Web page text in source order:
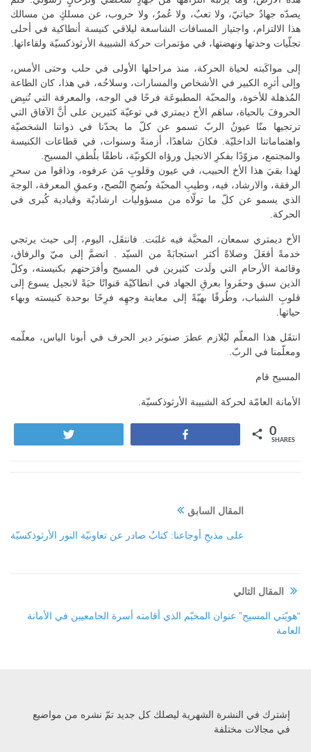
يصدّه جهادٌ حياتيّ، ولا تعبٌ، ولا عُمرٌ، ولا حروب، عن مسلكٍ من مسالك
هذا الالتزام، واجتياز المسافات الشاسعة ليلاقي كنيسة أنطاكية في أحلى
تجلّيات وحدتها ونهضتها، في مؤتمرات حركة الشبيبة الأرثوذكسيّة ولقاءاتها.
إلى مواكَبته لحياة الحركة، منذ مراحلها الأولى في حلب وحتى الأمس،
وإلى أثرِه الكبير في الأشخاص والمسارات، وسلاحُه، في هذا، كان الطاعة
المُذهلة للأخوة، والمحبّة المطبوعَة فرحًا في الوجه، والمعرفة التي تُنبِض
الحروفَ بالحياة، ساهَم الأخ ديمتري في توعيّة كثيرين على أنَّ الآفاق التي
ترتجيها منّا عيونُ الربّ تسمو عن كلّ ما يحدّنا في ذواتنا الشخصيّة
واهتماماتنا الداخليّة. فكانَ شاهدًا، أزمنةً وسنوات، في قطاعات الكنيسة
والمجتمع، مزوّدًا بفكرِ الانجيل ورؤاه الكونيّة، ناطقًا بلُطفِ المسيح.
لهذا بقيَ هذا الأخ الحبيب، في عيون وقلوبِ مَن عرفوه، وذاقوا من سحرِ
الرفقة، والارشاد، فيه، وطيبِ المحبّة ونُضجِ النُصح، وعمقِ المعرفة، الوجهَ
الذي يسمو عن كلّ ما تولّاه من مسؤوليات ارشاديّة وقيادية كُبرى في
الحركة.
الأخ ديمتري سمعان، المحبَّة فيه غلبَت. فانتقَل، اليوم، إلى حيث يرتجي
خدمةً أفعَلَ وصلاةً أكثر استجابَةً من السيّد . انضمَّ إلى ميّ والرفاق،
وقائمة الأرحام التي ولَدت كثيرين في المسيح وأفرَحتهم بكنيسته، وكلّ
الذين سبق وحفَروا بعرقِ الجهاد في انطاكيّة قنواتًا حيَةً لانجيل يسوع إلى
قلوبِ الشباب، وطُرقًا بهيّةً إلى معاينة وجهِه فرِحًا بوحدة كنيسته وبهاء
حياتها.
انتقَل هذا المعلّم ليُلازم عطرَ صنوبَر دير الحرف في أبونا الياس، معلّمه
ومعلّمنا في الربّ.
المسيح قام
الأمانة العامّة لحركة الشبيبة الأرثوذكسيّة.
0
SHARES
المقال السابق
على مذبحِ أوجاعنا: كتابٌ صادر عن تعاونيّة النور الأرثوذكسيّة
المقال التالي
“هويّتي المسيح” عنوان المخيّم الذي أقامته أسرة الجامعيين في الأمانة
العامة
إشترك في النشرة الشهرية ليصلك كل جديد تمّ نشره من مواضيع
في مجالات مختلفة